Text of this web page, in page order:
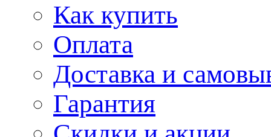
Как купить
Оплата
Доставка и
Гарантия